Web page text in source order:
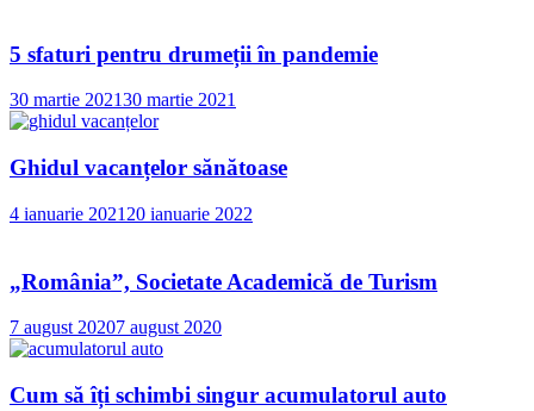
5 sfaturi pentru drumeții în pandemie
30 martie 202130 martie 2021
Ghidul vacanțelor sănătoase
4 ianuarie 2021 20 ianuarie 2022
„România”, Societate Academică de Turism
7 august 20207 august 2020
Cum să îți schimbi singur acumulatorul auto